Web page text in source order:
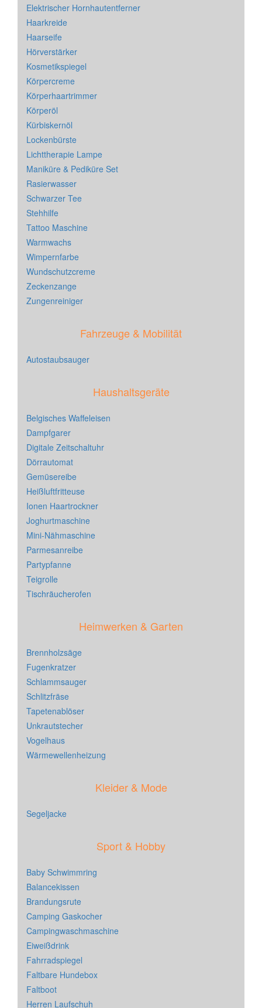
Elektrischer Hornhautentferner
Haarkreide
Haarseife
Hörverstärker
Kosmetikspiegel
Körpercreme
Körperhaartrimmer
Körperöl
Kürbiskernöl
Lockenbürste
Lichttherapie Lampe
Maniküre & Pediküre Set
Rasierwasser
Schwarzer Tee
Stehhilfe
Tattoo Maschine
Warmwachs
Wimpernfarbe
Wundschutzcreme
Zeckenzange
Zungenreiniger
Fahrzeuge & Mobilität
Autostaubsauger
Haushaltsgeräte
Belgisches Waffeleisen
Dampfgarer
Digitale Zeitschaltuhr
Dörrautomat
Gemüsereibe
Heißluftfritteuse
Ionen Haartrockner
Joghurtmaschine
Mini-Nähmaschine
Parmesanreibe
Partypfanne
Teigrolle
Tischräucherofen
Heimwerken & Garten
Brennholzsäge
Fugenkratzer
Schlammsauger
Schlitzfräse
Tapetenablöser
Unkrautstecher
Vogelhaus
Wärmewellenheizung
Kleider & Mode
Segeljacke
Sport & Hobby
Baby Schwimmring
Balancekissen
Brandungsrute
Camping Gaskocher
Campingwaschmaschine
Eiweißdrink
Fahrradspiegel
Faltbare Hundebox
Faltboot
Herren Laufschuh